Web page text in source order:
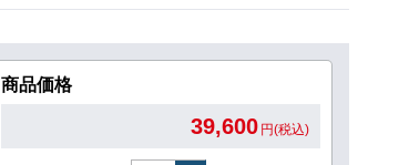
商品価格
39,600 円(税込)